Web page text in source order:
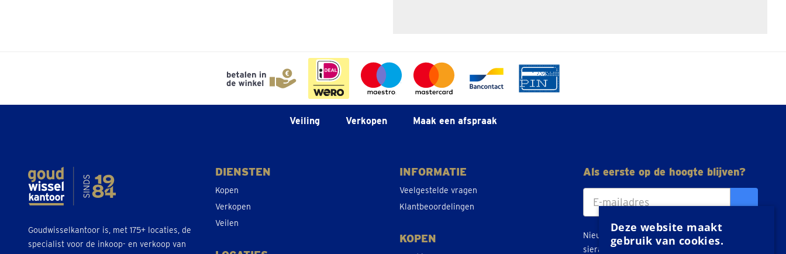
Veiling Verkopen Maak een afspraak
Goudwisselkantoor is, met 175+ locaties, de
specialist voor de inkoop- en verkoop van
DIENSTEN
Kopen
Verkopen
Veilen
INFORMATIE
Veelgestelde vragen
Klantbeoordelingen
KOPEN
Als eerste op de hoogte blijven?
Nieuws, tips en acties over goud, zilver en
sieraden direct in je inbox.
Deze website maakt
gebruik van cookies.